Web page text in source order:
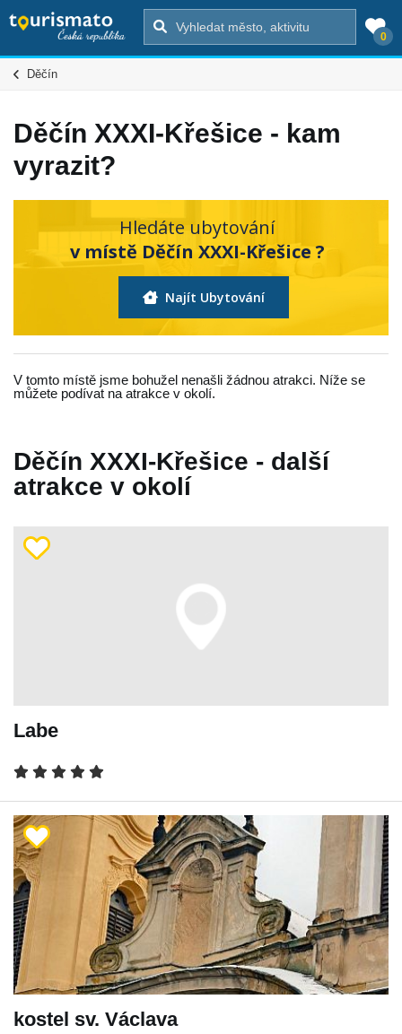
0
Děčín
Děčín XXXI-Křešice - kam
vyrazit?
Hledáte ubytování
v místě Děčín XXXI-Křešice ?
Najít Ubytování
V tomto místě jsme bohužel nenašli žádnou atrakci. Níže se
můžete podívat na atrakce v okolí.
Děčín XXXI-Křešice - další
atrakce v okolí
Labe
kostel sv. Václava